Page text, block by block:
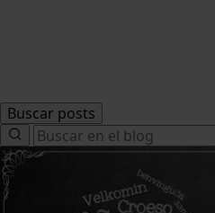
Buscar posts
Search
for: